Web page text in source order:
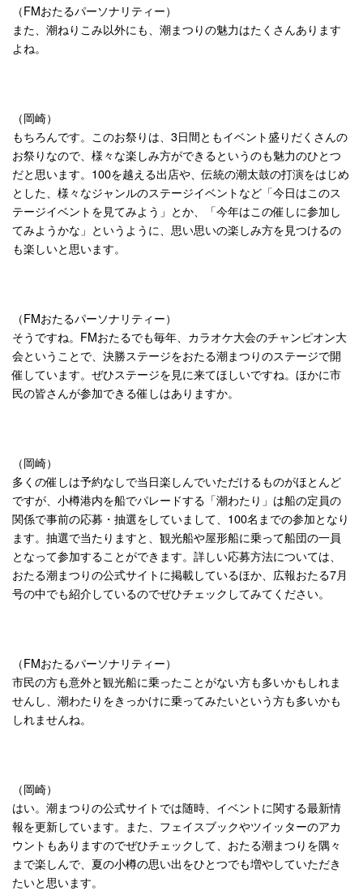
（FMおたるパーソナリティー）
また、潮ねりこみ以外にも、潮まつりの魅力はたくさんあります
よね。
（岡崎）
もちろんです。このお祭りは、3日間ともイベント盛りだくさんの
お祭りなので、様々な楽しみ方ができるというのも魅力のひとつ
だと思います。100を越える出店や、伝統の潮太鼓の打演をはじめ
とした、様々なジャンルのステージイベントなど「今日はこのス
テージイベントを見てみよう」とか、「今年はこの催しに参加し
てみようかな」というように、思い思いの楽しみ方を見つけるの
も楽しいと思います。
（FMおたるパーソナリティー）
そうですね。FMおたるでも毎年、カラオケ大会のチャンピオン大
会ということで、決勝ステージをおたる潮まつりのステージで開
催しています。ぜひステージを見に来てほしいですね。ほかに市
民の皆さんが参加できる催しはありますか。
（岡崎）
多くの催しは予約なしで当日楽しんでいただけるものがほとんど
ですが、小樽港内を船でパレードする「潮わたり」は船の定員の
関係で事前の応募・抽選をしていまして、100名までの参加となり
ます。抽選で当たりますと、観光船や屋形船に乗って船団の一員
となって参加することができます。詳しい応募方法については、
おたる潮まつりの公式サイトに掲載しているほか、広報おたる7月
号の中でも紹介しているのでぜひチェックしてみてください。
（FMおたるパーソナリティー）
市民の方も意外と観光船に乗ったことがない方も多いかもしれま
せんし、潮わたりをきっかけに乗ってみたいという方も多いかも
しれませんね。
（岡崎）
はい。潮まつりの公式サイトでは随時、イベントに関する最新情
報を更新しています。また、フェイスブックやツイッターのアカ
ウントもありますのでぜひチェックして、おたる潮まつりを隅々
まで楽しんで、夏の小樽の思い出をひとつでも増やしていただき
たいと思います。